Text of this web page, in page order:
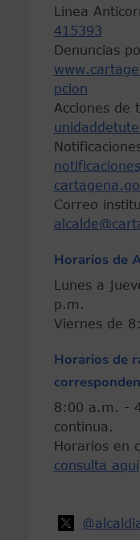
Línea
415393
Denuncias
pcion
Acciones de
Correo
Horarios de
Lunes a
p.m.
Viernes de
Horarios de
8:00 a.m. -
Horarios en
consulta aquí